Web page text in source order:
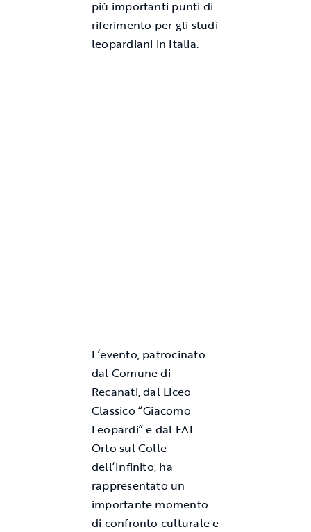
più importanti punti di
riferimento per gli studi
leopardiani in Italia.
L’evento, patrocinato
dal Comune di
Recanati, dal Liceo
Classico “Giacomo
Leopardi” e dal FAI
Orto sul Colle
dell’Infinito, ha
rappresentato un
importante momento
di confronto culturale e